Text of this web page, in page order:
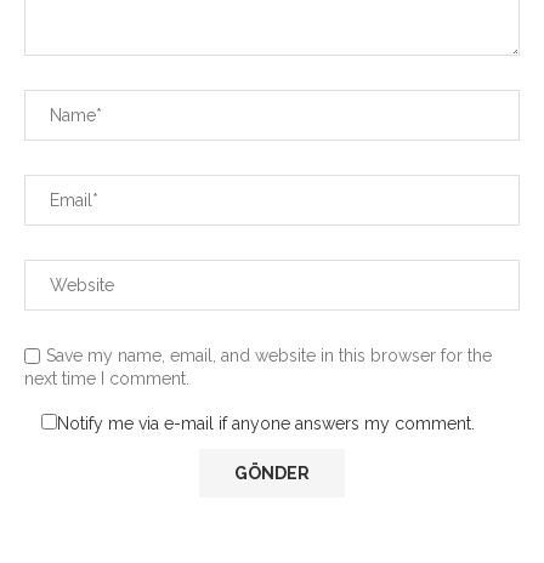
Save my name, email, and website in this browser for the
next time I comment.
Notify me via e-mail if anyone answers my comment.